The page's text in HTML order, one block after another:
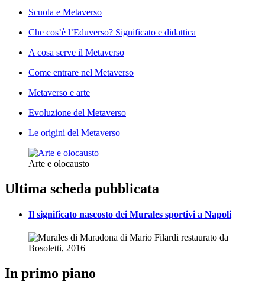
Scuola e Metaverso
Che cos’è l’Eduverso? Significato e didattica
A cosa serve il Metaverso
Come entrare nel Metaverso
Metaverso e arte
Evoluzione del Metaverso
Le origini del Metaverso
Arte e olocausto
Ultima scheda pubblicata
Il significato nascosto dei Murales sportivi a Napoli
In primo piano